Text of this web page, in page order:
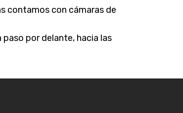
contamos con cámaras de
por delante, hacia las